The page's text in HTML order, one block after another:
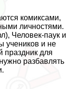
комиксами,
личностями.
Человек-паук и
учеников и не
праздник для
разбавлять